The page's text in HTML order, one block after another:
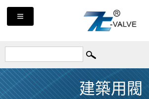
建築用閥